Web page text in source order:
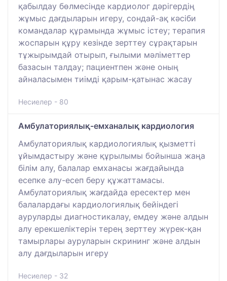
қабылдау бөлмесінде кардиолог дәрігердің
жұмыс дағдыларын игеру, сондай-ақ кәсіби
командалар құрамында жұмыс істеу; терапия
жоспарын құру кезінде зерттеу сұрақтарын
тұжырымдай отырып, ғылыми мәліметтер
базасын талдау; пациентпен және оның
айналасымен тиімді қарым-қатынас жасау
Несиелер - 80
Амбулаториялық-емханалық кардиология
Амбулаториялық кардиологиялық қызметті
ұйымдастыру және құрылымы бойынша жаңа
білім алу, балалар емханасы жағдайында
есепке алу-есеп беру құжаттамасы.
Амбулаториялық жағдайда ересектер мен
балалардағы кардиологиялық бейіндегі
ауруларды диагностикалау, емдеу және алдын
алу ерекшеліктерін терең зерттеу жүрек-қан
тамырлары ауруларын скрининг және алдын
алу дағдыларын игеру
Несиелер - 32